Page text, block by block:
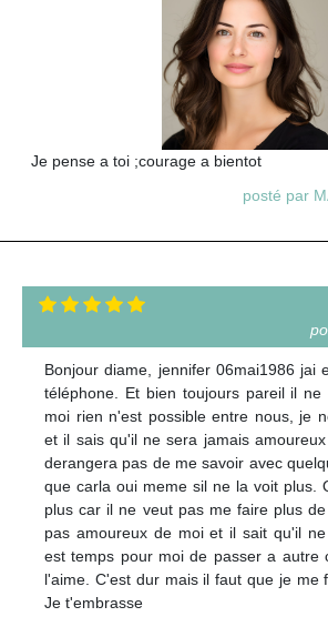
Je pense a toi ;courage a bientot
posté par
Bonjour diame, jennifer 06mai1986 jai
téléphone. Et bien toujours pareil il
moi rien n'est possible entre nous, je
et il sais qu'il ne sera jamais
derangera pas de me savoir avec
que carla oui meme sil ne la voit plus.
plus car il ne veut pas me faire plus
pas amoureux de moi et il sait qu'il
est temps pour moi de passer a autre
l'aime. C'est dur mais il faut que je me
Je t'embrasse